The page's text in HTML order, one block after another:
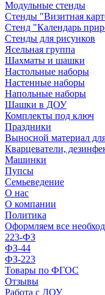
Модульные стенды
Стенды "Визитная
Стенд "Календарь
Стенды для рисунков
Ясельная группа
Шахматы и шашки
Настольные наборы
Настенные наборы
Напольные наборы
Шашки в ДОУ
Комплекты под ключ
Праздники
Выносной материал
Кварцеватели,
Машинки
Пупсы
Семьеведение
О нас
О компании
Политика
Оформляем все
223-ФЗ
ФЗ-44
ФЗ-223
Товары по ФГОС
Отзывы
Работа с ДОУ